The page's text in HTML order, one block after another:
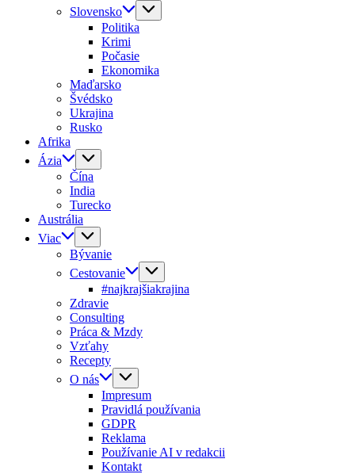
Slovensko
Politika
Krimi
Počasie
Ekonomika
Maďarsko
Švédsko
Ukrajina
Rusko
Afrika
Ázia
Čína
India
Turecko
Austrália
Viac
Bývanie
Cestovanie
#najkrajšiakrajina
Zdravie
Consulting
Práca & Mzdy
Vzťahy
Recepty
O nás
Impresum
Pravidlá používania
GDPR
Reklama
Používanie AI v redakcii
Kontakt